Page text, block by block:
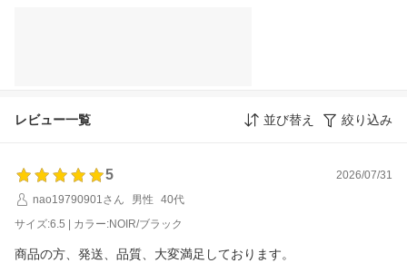
レビュー一覧 並び替え 絞り込み
5
2026/07/31
nao19790901さん
男性
40代
サイズ:6.5 | カラー:NOIR/ブラック
商品の方、発送、品質、大変満足しております。